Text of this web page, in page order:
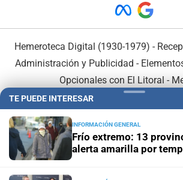
Hemeroteca Digital (1930-1979) -
Administración y Publicidad -
Opcionales con El Litoral -
TE PUEDE INTERESAR
INFORMACIÓN GENERAL
Frío extremo: 13
alerta amarilla por